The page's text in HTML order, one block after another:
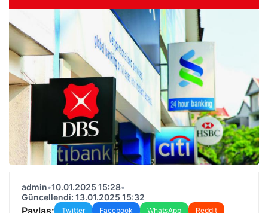
admin•10.01.2025 15:28•
Güncellendi: 13.01.2025 15:32
Paylaş: Twitter Facebook WhatsApp
Reddit